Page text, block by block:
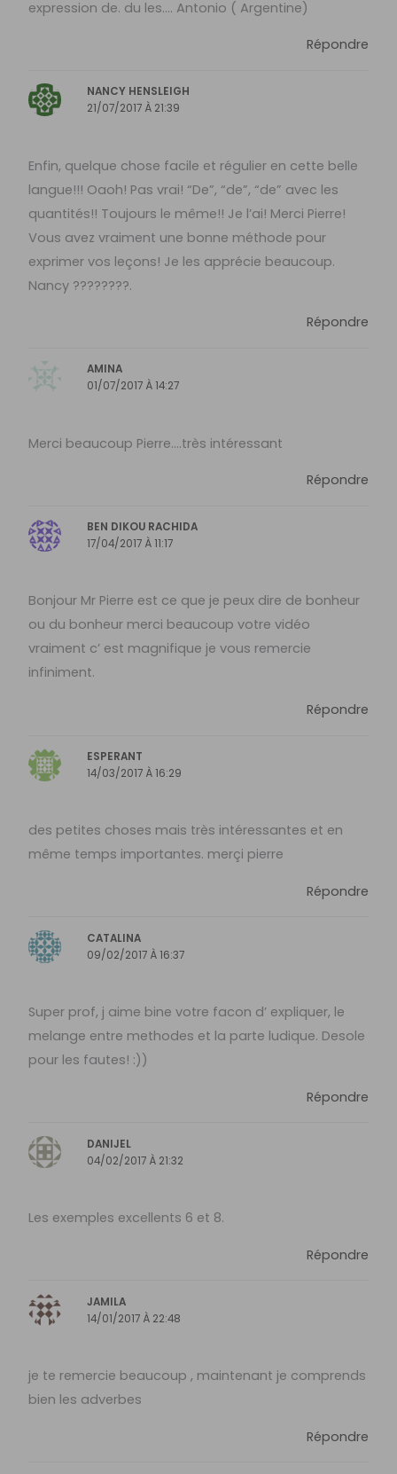
expression de. du les…. Antonio ( Argentine)
Répondre
NANCY HENSLEIGH
21/07/2017 À 21:39
Enfin, quelque chose facile et régulier en cette belle
langue!!! Oaoh! Pas vrai! “De”, “de”, “de” avec les
quantités!! Toujours le même!! Je l’ai! Merci Pierre!
Vous avez vraiment une bonne méthode pour
exprimer vos leçons! Je les apprécie beaucoup.
Nancy ????????.
Répondre
AMINA
01/07/2017 À 14:27
Merci beaucoup Pierre….très intéressant
Répondre
BEN DIKOU RACHIDA
17/04/2017 À 11:17
Bonjour Mr Pierre est ce que je peux dire de bonheur
ou du bonheur merci beaucoup votre vidéo
vraiment c’ est magnifique je vous remercie
infiniment.
Répondre
ESPERANT
14/03/2017 À 16:29
des petites choses mais très intéressantes et en
même temps importantes. merçi pierre
Répondre
CATALINA
09/02/2017 À 16:37
Super prof, j aime bine votre facon d’ expliquer, le
melange entre methodes et la parte ludique. Desole
pour les fautes! :))
Répondre
DANIJEL
04/02/2017 À 21:32
Les exemples excellents 6 et 8.
Répondre
JAMILA
14/01/2017 À 22:48
je te remercie beaucoup , maintenant je comprends
bien les adverbes
Répondre